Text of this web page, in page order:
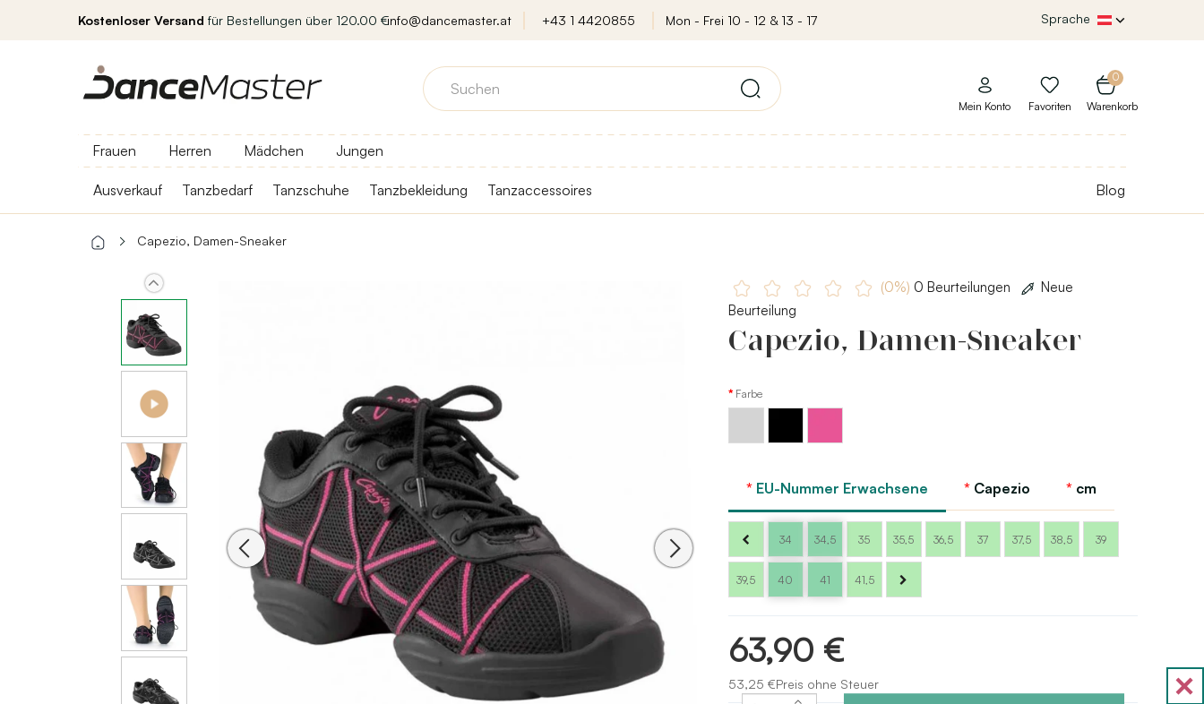
Kostenloser Versand für Bestellungen über 120.00 €info@dancemaster.at +43 1 4420855 Mon - Frei 10 - 12 & 13 - 17 Sprache
0
Warenkorb
Mein Konto Favoriten
Frauen Herren Mädchen Jungen
Ausverkauf Tanzbedarf Tanzschuhe Tanzbekleidung Tanzaccessoires Blog
Capezio, Damen-Sneaker
(0%) 0 Beurteilungen
Neue
Beurteilung
Capezio, Damen-Sneaker
Farbe
Pink
EU-Nummer Erwachsene Capezio cm
34 34,5 35 35,5 36,5 37 37,5 38,5 39
39,5 40 41 41,5
63,90 €
53,25 €Preis ohne Steuer